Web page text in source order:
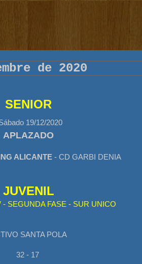
de 2020
SENIOR
19/12/2020
APLAZADO
ALICANTE- CD GARBI DENIA
JUVENIL
SEGUNDA FASE - SUR UNICO
SANTA POLA
32 - 17